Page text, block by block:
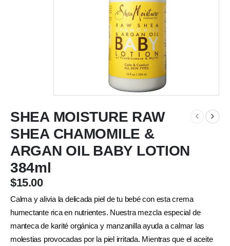
SHEA MOISTURE RAW
SHEA CHAMOMILE &
ARGAN OIL BABY LOTION
384ml
$15.00
Calma y alivia la delicada piel de tu bebé con esta crema
humectante rica en nutrientes. Nuestra mezcla especial de
manteca de karité orgánica y manzanilla ayuda a calmar las
molestias provocadas por la piel irritada. Mientras que el aceite